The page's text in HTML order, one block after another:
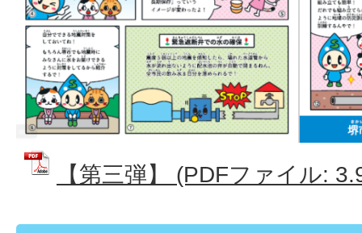
【第三弾】 (PDFファイル: